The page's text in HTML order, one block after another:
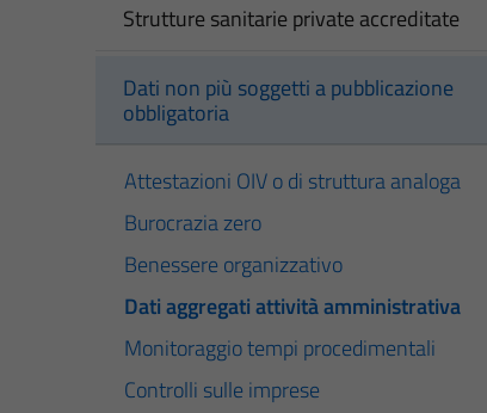
Strutture sanitarie private accreditate
Dati non più soggetti a pubblicazione
obbligatoria
Attestazioni OIV o di struttura analoga
Burocrazia zero
Benessere organizzativo
Dati aggregati attività amministrativa
Monitoraggio tempi procedimentali
Controlli sulle imprese